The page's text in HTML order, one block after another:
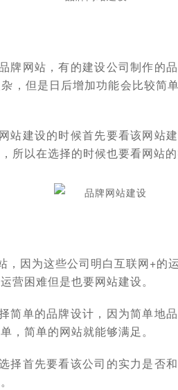
牌网站，有的建设公司制作的
，但是日后增加功能会比较简
站建设的时候首先要看该网站
所以在选择的时候也要看网站的
，因为这些公司明白互联网+的
营困难但是也要网站建设。
简单的品牌设计，因为简单地
，简单的网站就能够满足。
择首先要看该公司的实力是否